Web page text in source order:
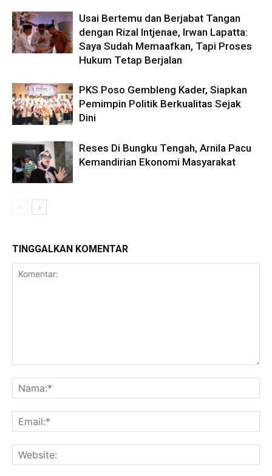
Usai Bertemu dan Berjabat Tangan
dengan Rizal Intjenae, Irwan Lapatta:
Saya Sudah Memaafkan, Tapi Proses
Hukum Tetap Berjalan
PKS Poso Gembleng Kader, Siapkan
Pemimpin Politik Berkualitas Sejak
Dini
Reses Di Bungku Tengah, Arnila Pacu
Kemandirian Ekonomi Masyarakat
TINGGALKAN KOMENTAR